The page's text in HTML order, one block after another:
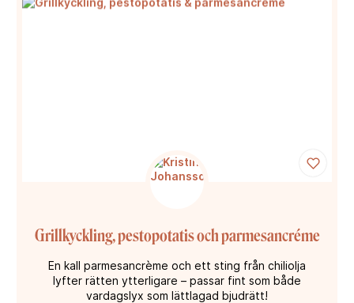
Grillkyckling, pestopotatis och parmesancréme
En kall parmesancrème och ett sting från chiliolja
lyfter rätten ytterligare – passar fint som både
vardagslyx som lättlagad bjudrätt!